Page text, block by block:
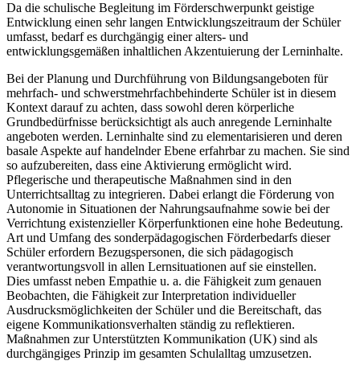
Da die schulische Begleitung im Förderschwerpunkt geistige
Entwicklung einen sehr langen Entwicklungszeitraum der Schüler
umfasst, bedarf es durchgängig einer alters- und
entwicklungsgemäßen inhaltlichen Akzentuierung der Lerninhalte.
Bei der Planung und Durchführung von Bildungsangeboten für
mehrfach- und schwerstmehrfachbehinderte Schüler ist in diesem
Kontext darauf zu achten, dass sowohl deren körperliche
Grundbedürfnisse berücksichtigt als auch anregende Lerninhalte
angeboten werden. Lerninhalte sind zu elementarisieren und deren
basale Aspekte auf handelnder Ebene erfahrbar zu machen. Sie sind
so aufzubereiten, dass eine Aktivierung ermöglicht wird.
Pflegerische und therapeutische Maßnahmen sind in den
Unterrichtsalltag zu integrieren. Dabei erlangt die Förderung von
Autonomie in Situationen der Nahrungsaufnahme sowie bei der
Verrichtung existenzieller Körperfunktionen eine hohe Bedeutung.
Art und Umfang des sonderpädagogischen Förderbedarfs dieser
Schüler erfordern Bezugspersonen, die sich pädagogisch
verantwortungsvoll in allen Lernsituationen auf sie einstellen.
Dies umfasst neben Empathie u. a. die Fähigkeit zum genauen
Beobachten, die Fähigkeit zur Interpretation individueller
Ausdrucksmöglichkeiten der Schüler und die Bereitschaft, das
eigene Kommunikationsverhalten ständig zu reflektieren.
Maßnahmen zur Unterstützten Kommunikation (UK) sind als
durchgängiges Prinzip im gesamten Schulalltag umzusetzen.